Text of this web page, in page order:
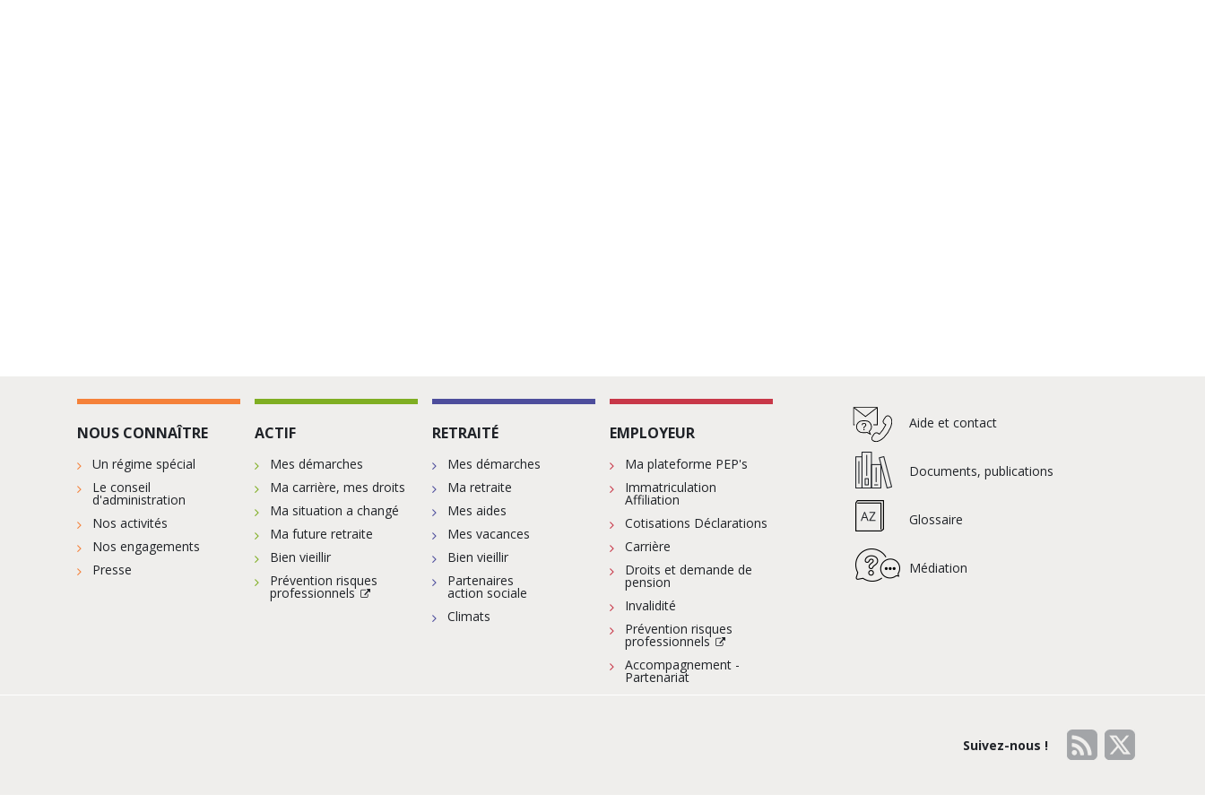
NOUS CONNAÎTRE
Un régime spécial
Le conseil
d'administration
Nos activités
Nos engagements
Presse
ACTIF
Mes démarches
Ma carrière, mes droits
Ma situation a changé
Ma future retraite
Bien vieillir
Prévention risques
professionnels
RETRAITÉ
Mes démarches
Ma retraite
Mes aides
Mes vacances
Bien vieillir
Partenaires
action sociale
Climats
EMPLOYEUR
Ma plateforme PEP's
Immatriculation
Affiliation
Cotisations Déclarations
Carrière
Droits et demande de
pension
Invalidité
Prévention risques
professionnels
Accompagnement -
Partenariat
Aide et contact
Documents, publications
Glossaire
Médiation
Suivez-nous !